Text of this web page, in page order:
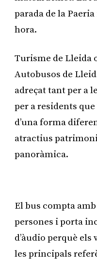
parada de la
hora.
Turisme de Lleida
Autobusos de
adreçat tant per a
per a residents
d’una forma
atractius
panoràmica.
El bus compta
persones i porta
d’àudio perquè
les principals